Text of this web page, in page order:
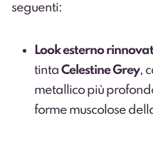
seguenti:
Look esterno
tinta Celestine Grey,
metallico più
forme muscolose